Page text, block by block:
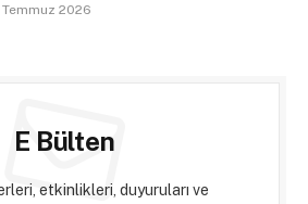
2026
E Bülten
etkinlikleri, duyuruları ve